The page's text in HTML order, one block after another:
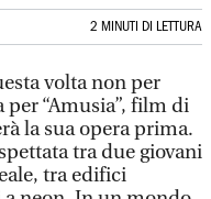
2 MINUTI DI LETTURA
volta non per
“Amusia”, film di
la sua opera prima.
tra due giovani
tra edifici